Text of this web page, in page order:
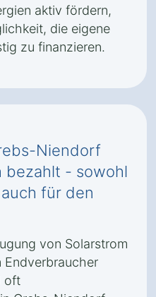
aktiv fördern,
die eigene
zu finanzieren.
Niendorf
bezahlt - sowohl
für den
von Solarstrom
Endverbraucher
oft